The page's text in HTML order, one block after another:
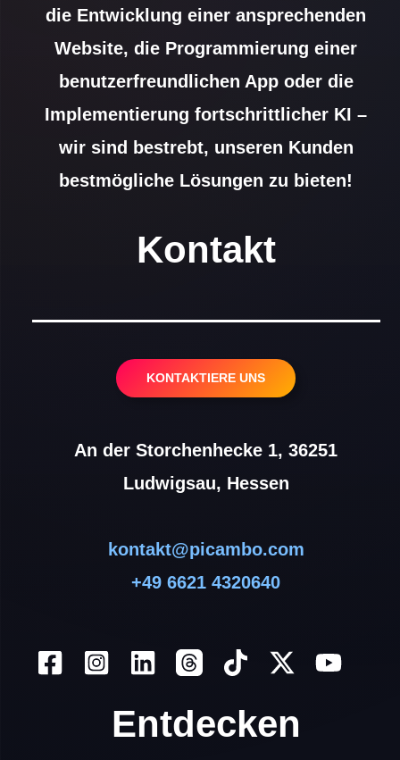
die Entwicklung einer ansprechenden
Website, die Programmierung einer
benutzerfreundlichen App oder die
Implementierung fortschrittlicher KI –
wir sind bestrebt, unseren Kunden
bestmögliche Lösungen zu bieten!
Kontakt
KONTAKTIERE UNS
An der Storchenhecke 1, 36251
Ludwigsau, Hessen
kontakt@picambo.com
+49 6621 4320640
Entdecken